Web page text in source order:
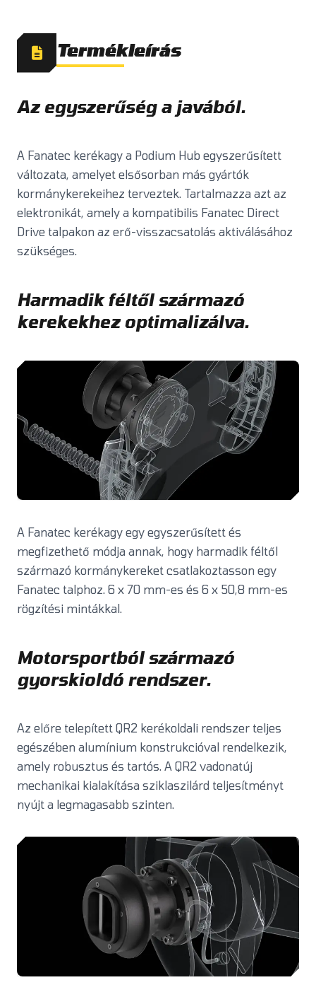
Termékleírás
Az egyszerűség a javából.
A Fanatec kerékagy a Podium Hub egyszerűsített
változata, amelyet elsősorban más gyártók
kormánykerekeihez terveztek. Tartalmazza azt az
elektronikát, amely a kompatibilis Fanatec Direct
Drive talpakon az erő-visszacsatolás aktiválásához
szükséges.
Harmadik féltől származó
kerekekhez optimalizálva.
A Fanatec kerékagy egy egyszerűsített és
megfizethető módja annak, hogy harmadik féltől
származó kormánykereket csatlakoztasson egy
Fanatec talphoz. 6 x 70 mm-es és 6 x 50,8 mm-es
rögzítési mintákkal.
Motorsportból származó
gyorskioldó rendszer.
Az előre telepített QR2 kerékoldali rendszer teljes
egészében alumínium konstrukcióval rendelkezik,
amely robusztus és tartós. A QR2 vadonatúj
mechanikai kialakítása sziklaszilárd teljesítményt
nyújt a legmagasabb szinten.